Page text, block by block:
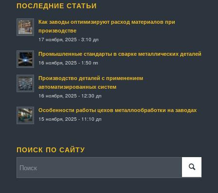
ПОСЛЕДНИЕ СТАТЬИ
Как заводы оптимизируют расход материалов при
производстве
17 ноября, 2025 - 3:10 дп
Промышленные стандарты в сварке металлических деталей
16 ноября, 2025 - 1:50 пп
Производство деталей с применением
автоматизированных систем
16 ноября, 2025 - 12:30 дп
Особенности работы цехов металлообработки на заводах
15 ноября, 2025 - 11:10 дп
ПОИСК ПО САЙТУ